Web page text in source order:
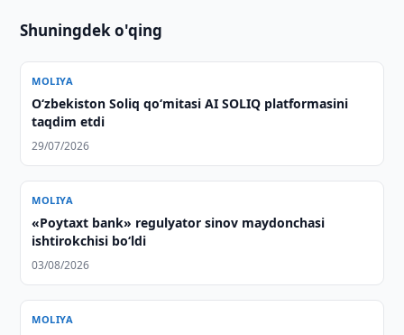
Shuningdek o'qing
MOLIYA
O‘zbekiston Soliq qo‘mitasi AI SOLIQ platformasini
taqdim etdi
29/07/2026
MOLIYA
«Poytaxt bank» regulyator sinov maydonchasi
ishtirokchisi bo‘ldi
03/08/2026
MOLIYA